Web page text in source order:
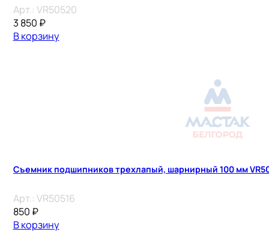
Арт.: VR50520
3 850 ₽
В корзину
Съемник подшипников трехлапый, шарнирный 100 мм
Арт.: VR50516
850 ₽
В корзину